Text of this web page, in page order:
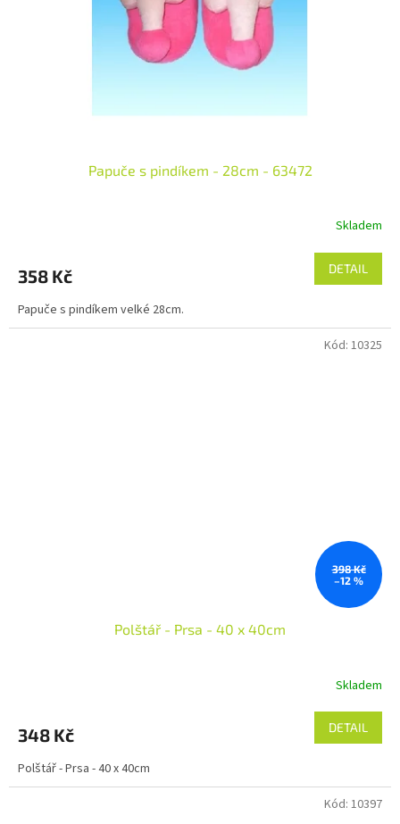
Papuče s pindíkem - 28cm - 63472
Skladem
358 Kč DETAIL
Papuče s pindíkem velké 28cm.
398 Kč
–12 %
Polštář - Prsa - 40 x 40cm
Skladem
348 Kč DETAIL
Polštář - Prsa - 40 x 40cm
Kód: 10325
Kód: 10397